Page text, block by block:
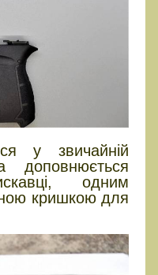
у звичайній
доповнюється
одним
кришкою для